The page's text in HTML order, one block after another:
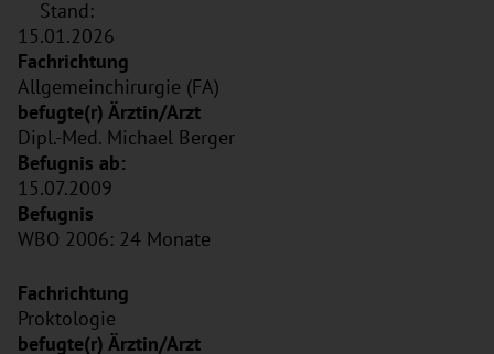
Stand:
15.01.2026
Allgemeinchirurgie (FA)
Dipl.-Med. Michael Berger
15.07.2009
WBO 2006: 24 Monate
Proktologie